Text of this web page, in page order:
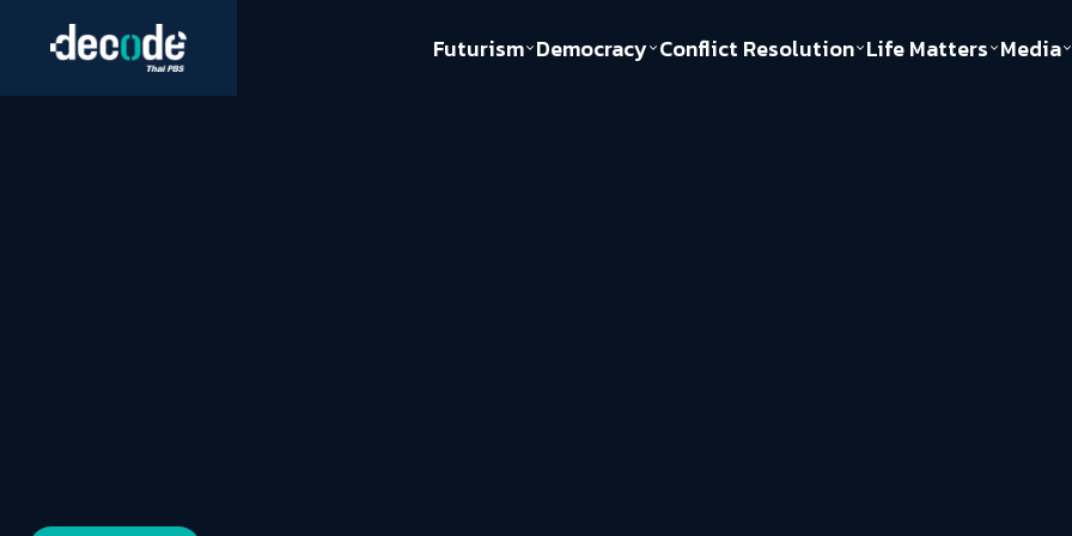
Futurism Democracy Conflict Resolution Life Matters Media